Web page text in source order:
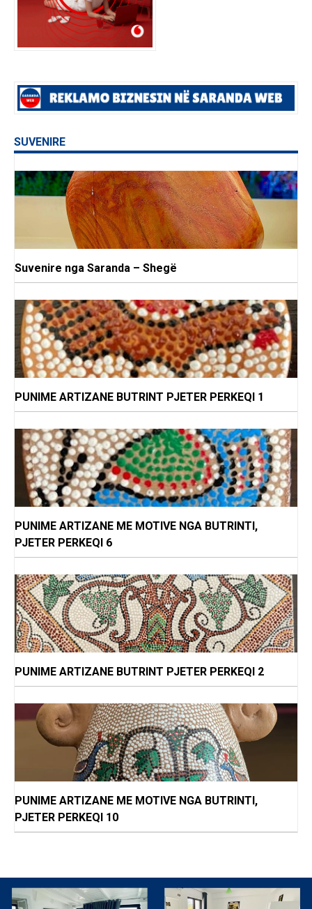
SUVENIRE
Suvenire nga Saranda – Shegë
PUNIME ARTIZANE BUTRINT PJETER PERKEQI 1
PUNIME ARTIZANE ME MOTIVE NGA BUTRINTI,
PJETER PERKEQI 6
PUNIME ARTIZANE BUTRINT PJETER PERKEQI 2
PUNIME ARTIZANE ME MOTIVE NGA BUTRINTI,
PJETER PERKEQI 10